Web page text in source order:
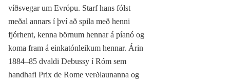
víðsvegar um Evrópu. Starf hans fólst
meðal annars í því að spila með henni
fjórhent, kenna börnum hennar á píanó og
koma fram á einkatónleikum hennar. Árin
1884–85 dvaldi Debussy í Róm sem
handhafi Prix de Rome verðlaunanna og